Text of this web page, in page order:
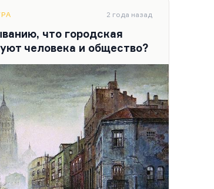
двадцать лет спустя
пойду, как собака».
живых, если бы они остались
2 года назад
что городская
человека и общество?